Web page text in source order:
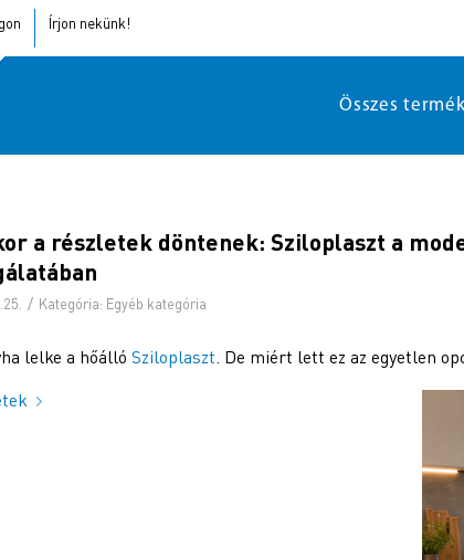
Írjon nekünk!
Összes termék
a részletek döntenek: Sziloplaszt a
/ Kategória: Egyéb kategória
lelke a hőálló Sziloplaszt . De miért lett ez az egyetlen